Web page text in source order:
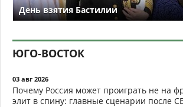
День взятия Бастилии
ЮГО-ВОСТОК
03 авг 2026
Почему Россия может проиграть не на
элит в спину: главные сценарии после